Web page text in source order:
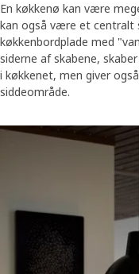
En køkkenø kan være
kan også være et centralt
køkkenbordplade med
siderne af skabene,
i køkkenet, men giver
siddeområde.